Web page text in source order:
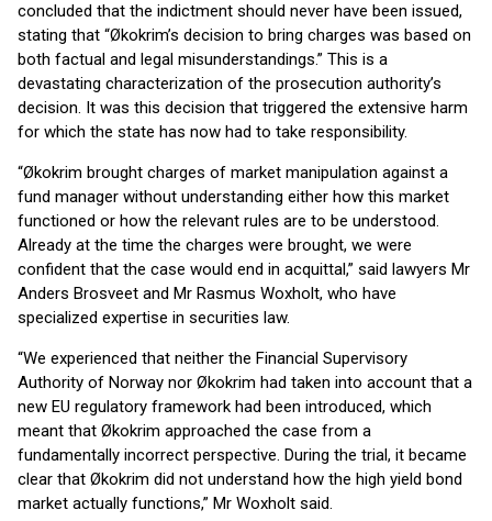
concluded that the indictment should never have been issued,
stating that “Økokrim’s decision to bring charges was based on
both factual and legal misunderstandings.” This is a
devastating characterization of the prosecution authority’s
decision. It was this decision that triggered the extensive harm
for which the state has now had to take responsibility.
“Økokrim brought charges of market manipulation against a
fund manager without understanding either how this market
functioned or how the relevant rules are to be understood.
Already at the time the charges were brought, we were
confident that the case would end in acquittal,” said lawyers Mr
Anders Brosveet and Mr Rasmus Woxholt, who have
specialized expertise in securities law.
“We experienced that neither the Financial Supervisory
Authority of Norway nor Økokrim had taken into account that a
new EU regulatory framework had been introduced, which
meant that Økokrim approached the case from a
fundamentally incorrect perspective. During the trial, it became
clear that Økokrim did not understand how the high yield bond
market actually functions,” Mr Woxholt said.